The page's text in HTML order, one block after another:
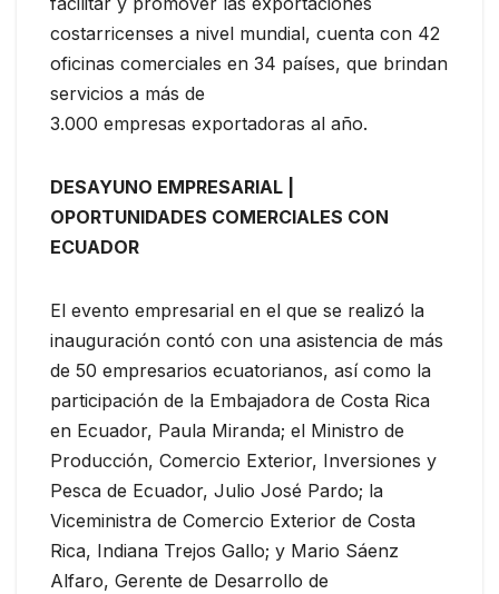
costarricenses a nivel mundial, cuenta con 42
oficinas comerciales en 34 países, que brindan
servicios a más de
3.000 empresas exportadoras al año.
DESAYUNO EMPRESARIAL |
OPORTUNIDADES COMERCIALES CON
ECUADOR
El evento empresarial en el que se realizó la
inauguración contó con una asistencia de más
de 50 empresarios ecuatorianos, así como la
participación de la Embajadora de Costa Rica
en Ecuador, Paula Miranda; el Ministro de
Producción, Comercio Exterior, Inversiones y
Pesca de Ecuador, Julio José Pardo; la
Viceministra de Comercio Exterior de Costa
Rica, Indiana Trejos Gallo; y Mario Sáenz
Alfaro, Gerente de Desarrollo de